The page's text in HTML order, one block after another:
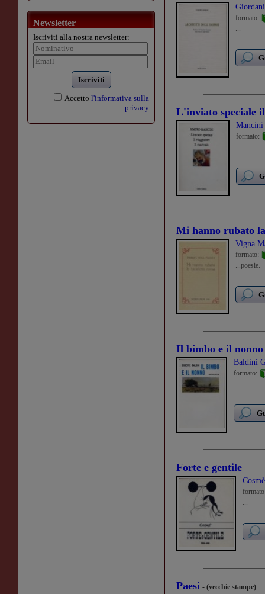
Newsletter
Iscriviti alla nostra newsletter:
Iscriviti
Accetto l'informativa sulla
privacy
formato:
...
L'inviato speciale­
Mancini
formato:
...
Mi hanno rubato
Vigna
formato:
...poesie.
Il bimbo e il nonno
Baldini
formato:
...
Forte e gentile
Cosmè
...
Paesi - (vecchie stampe)